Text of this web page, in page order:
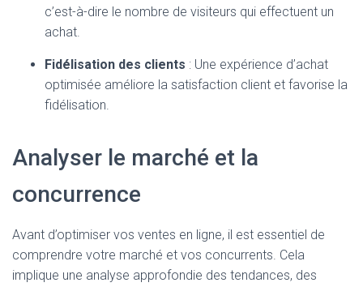
c’est-à-dire le nombre de visiteurs qui effectuent un
achat.
Fidélisation des clients : Une expérience d’achat
optimisée améliore la satisfaction client et favorise la
fidélisation.
Analyser le marché et la
concurrence
Avant d’optimiser vos ventes en ligne, il est essentiel de
comprendre votre marché et vos concurrents. Cela
implique une analyse approfondie des tendances, des